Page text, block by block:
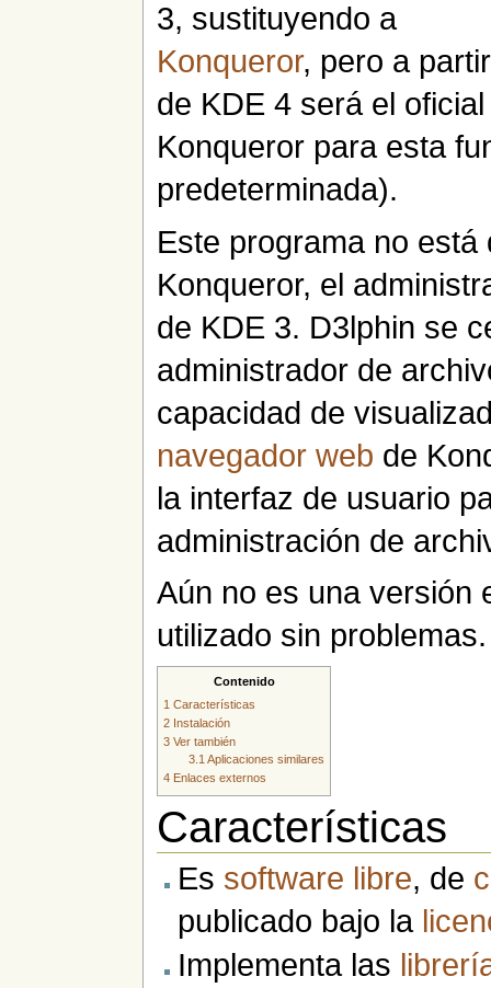
3, sustituyendo a
Konqueror, pero a partir
de KDE 4 será el
Konqueror para esta
predeterminada).
Este programa no
Konqueror, el
de KDE 3. D3lphin se
administrador de
capacidad de
navegador web de
la interfaz de usuario
administración de
Aún no es una versión
utilizado sin problemas.
Contenido
1 Características
2 Instalación
3 Ver también
3.1 Aplicaciones similares
4 Enlaces externos
Características
Es software libre, de
publicado bajo la
Implementa las